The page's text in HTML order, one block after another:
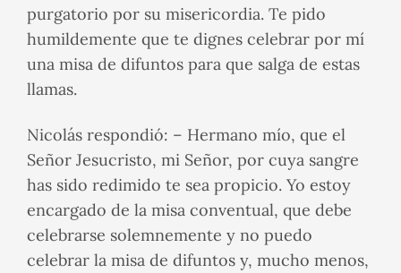
purgatorio por su misericordia. Te pido
humildemente que te dignes celebrar por mí
una misa de difuntos para que salga de estas
llamas.
Nicolás respondió: – Hermano mío, que el
Señor Jesucristo, mi Señor, por cuya sangre
has sido redimido te sea propicio. Yo estoy
encargado de la misa conventual, que debe
celebrarse solemnemente y no puedo
celebrar la misa de difuntos y, mucho menos,